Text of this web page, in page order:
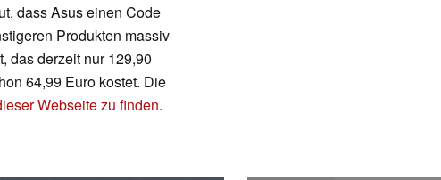
dass Asus einen Code
Produkten massiv
das derzeit nur 129,90
64,99 Euro kostet. Die
Webseite zu finden.